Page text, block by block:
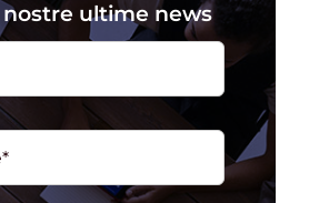
nostre ultime news